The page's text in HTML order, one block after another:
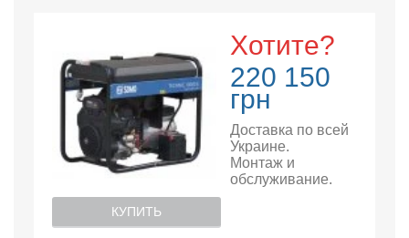
Хотите?
220 150
грн
Доставка по всей
Украине.
Монтаж и
обслуживание.
КУПИТЬ